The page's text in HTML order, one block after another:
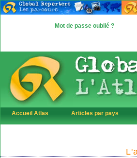
Mot de passe oublié ?
Accueil Atlas Articles par pays